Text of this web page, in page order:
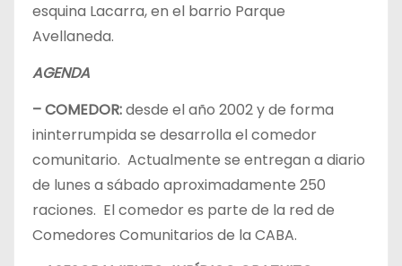
esquina Lacarra, en el barrio Parque
Avellaneda.
AGENDA
– COMEDOR:desde el año 2002 y de forma
ininterrumpida se desarrolla el comedor
comunitario. Actualmente se entregan a diario
de lunes a sábado aproximadamente 250
raciones. El comedor es parte de la red de
Comedores Comunitarios de la CABA.